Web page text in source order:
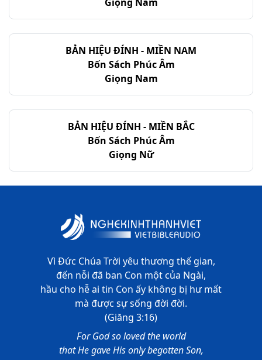
BẢN HIỆU ĐÍNH - MIỀN NAM
Bốn Sách Phúc Âm
Giọng Nam
BẢN HIỆU ĐÍNH - MIỀN BẮC
Bốn Sách Phúc Âm
Giọng Nữ
Vì Đức Chúa Trời yêu thương thế gian,
đến nỗi đã ban Con một của Ngài,
hầu cho hễ ai tin Con ấy không bị hư mất
mà được sự sống đời đời.
(Giăng 3:16)
For God so loved the world
that He gave His only begotten Son,